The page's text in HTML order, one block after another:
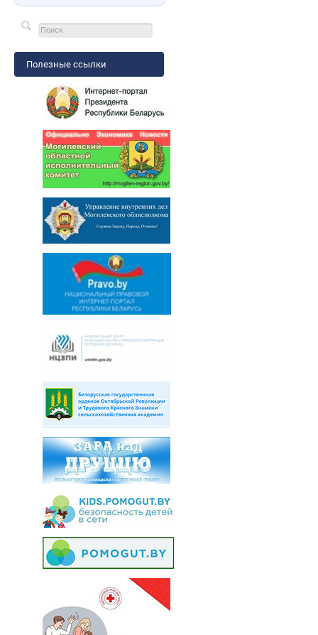
Полезные ссылки